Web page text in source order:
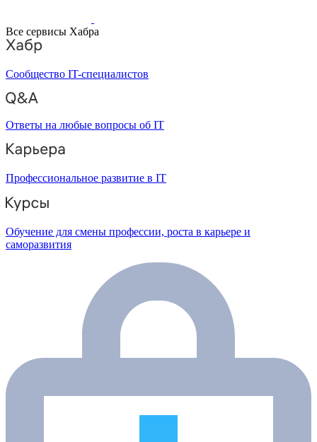
Все сервисы Хабра
Сообщество IT-специалистов
Ответы на любые вопросы об IT
Профессиональное развитие в IT
Обучение для смены профессии, роста в карьере и
саморазвития